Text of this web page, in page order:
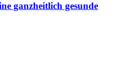
ganzheitlich gesunde